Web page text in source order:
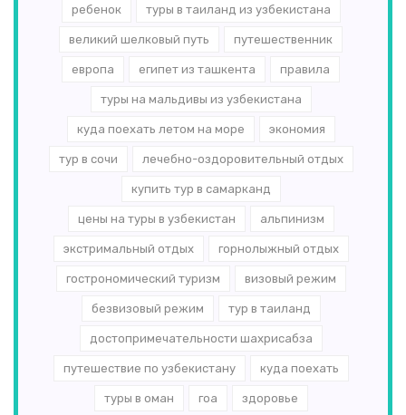
ребенок туры в таиланд из узбекистана
великий шелковый путь путешественник
европа египет из ташкента правила
туры на мальдивы из узбекистана
куда поехать летом на море экономия
тур в сочи лечебно-оздоровительный отдых
купить тур в самарканд
цены на туры в узбекистан альпинизм
экстримальный отдых горнолыжный отдых
гострономический туризм визовый режим
безвизовый режим тур в таиланд
достопримечательности шахрисабза
путешествие по узбекистану куда поехать
туры в оман гоа здоровье